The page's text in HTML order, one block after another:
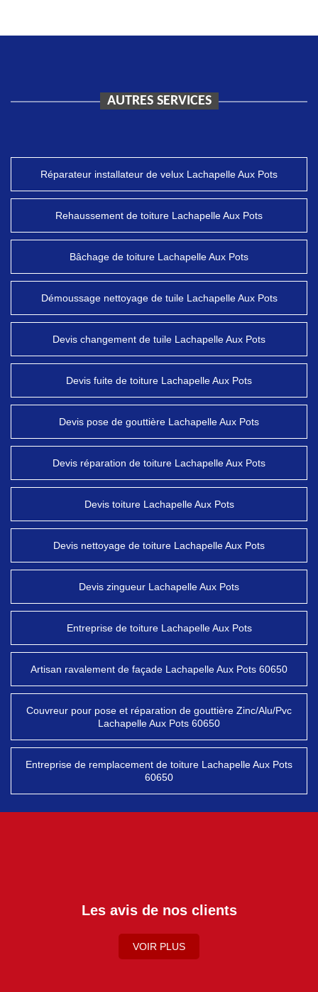
AUTRES SERVICES
Réparateur installateur de velux Lachapelle Aux Pots
Rehaussement de toiture Lachapelle Aux Pots
Bâchage de toiture Lachapelle Aux Pots
Démoussage nettoyage de tuile Lachapelle Aux Pots
Devis changement de tuile Lachapelle Aux Pots
Devis fuite de toiture Lachapelle Aux Pots
Devis pose de gouttière Lachapelle Aux Pots
Devis réparation de toiture Lachapelle Aux Pots
Devis toiture Lachapelle Aux Pots
Devis nettoyage de toiture Lachapelle Aux Pots
Devis zingueur Lachapelle Aux Pots
Entreprise de toiture Lachapelle Aux Pots
Artisan ravalement de façade Lachapelle Aux Pots 60650
Couvreur pour pose et réparation de gouttière Zinc/Alu/Pvc
Lachapelle Aux Pots 60650
Entreprise de remplacement de toiture Lachapelle Aux Pots
60650
Les avis de nos clients
VOIR PLUS